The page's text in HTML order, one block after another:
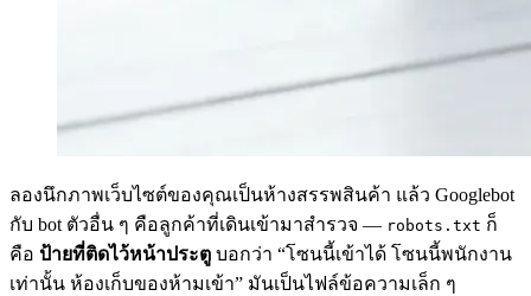
ลองนึกภาพเว็บไซต์ของคุณเป็นห้างสรรพสินค้า แล้ว Googlebot
กับ bot ตัวอื่น ๆ คือลูกค้าที่เดินเข้ามาสำรวจ — robots.txt ก็
คือ ป้ายที่ติดไว้หน้าประตู บอกว่า “โซนนี้เข้าได้ โซนนี้พนักงาน
เท่านั้น ห้องเก็บของห้ามเข้า” มันเป็นไฟล์ข้อความเล็ก ๆ